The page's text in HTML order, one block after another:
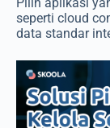
Pilih aplikasi
seperti cloud
data standar